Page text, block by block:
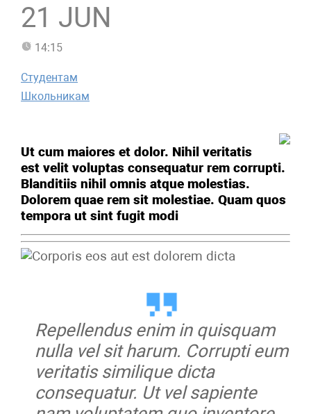
21 JUN
14:15
Студентам
Школьникам
Ut cum maiores et dolor. Nihil veritatis
est velit voluptas consequatur rem corrupti.
Blanditiis nihil omnis atque molestias.
Dolorem quae rem sit molestiae. Quam quos
tempora ut sint fugit modi
Repellendus enim in quisquam
nulla vel sit harum. Corrupti eum
veritatis similique dicta
consequatur. Ut vel sapiente